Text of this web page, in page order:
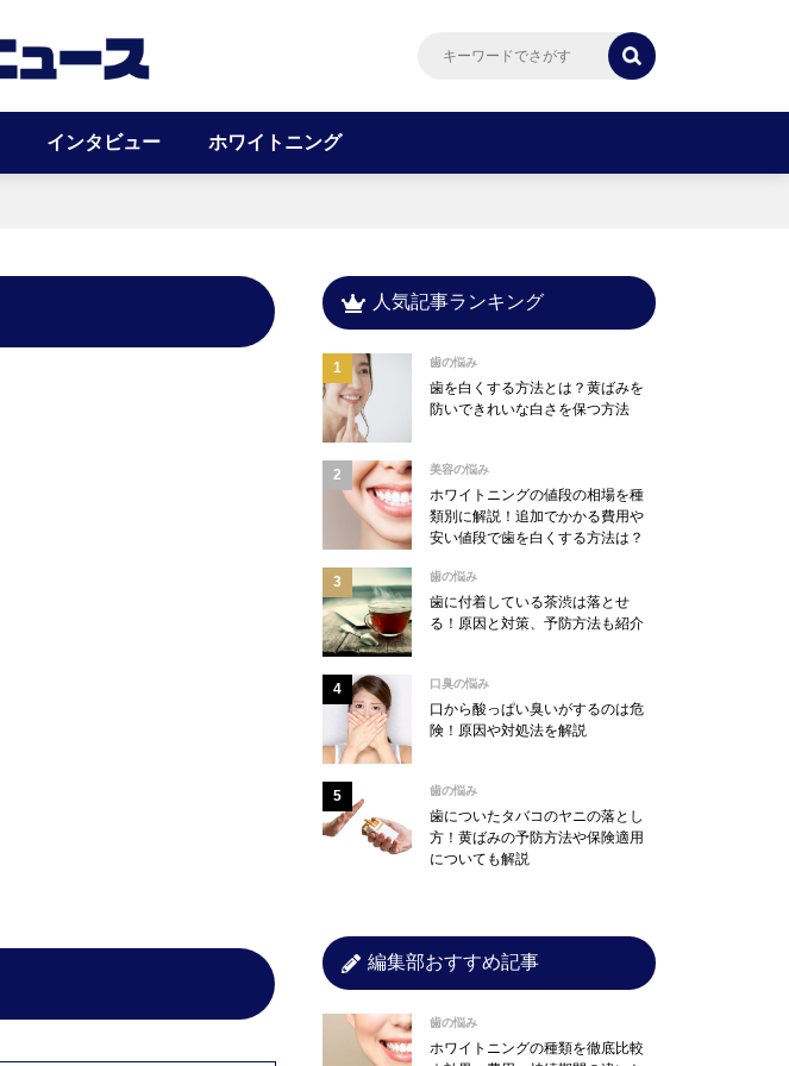
インタビュー ホワイトニング
人気記事ランキング
歯の悩み
歯を白くする方法とは？黄ばみを
防いできれいな白さを保つ方法
美容の悩み
ホワイトニングの値段の相場を種
類別に解説！追加でかかる費用や
安い値段で歯を白くする方法は？
歯の悩み
歯に付着している茶渋は落とせ
る！原因と対策、予防方法も紹介
口臭の悩み
口から酸っぱい臭いがするのは危
険！原因や対処法を解説
歯の悩み
歯についたタバコのヤニの落とし
方！黄ばみの予防方法や保険適用
についても解説
編集部おすすめ記事
歯の悩み
ホワイトニングの種類を徹底比較